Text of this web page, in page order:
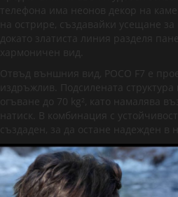
телефона има неонов декор на
на острире, създавайки усещане
докато златиста линия разделя
хармоничен вид.
Отвъд външния вид, POCO F7 е
издръжлив. Подсилената структура
огъване до 70 kg², като намалява
натиск. В комбинация с
създаден, за да остане надежден в